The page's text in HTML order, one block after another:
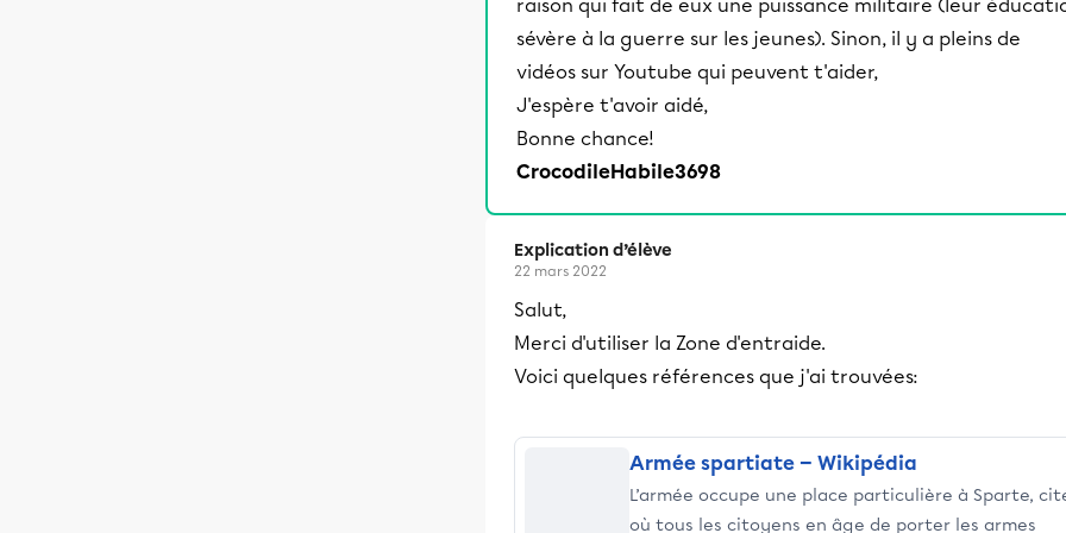
raison qui fait de eux une puissance militaire (leur
sévère à la guerre sur les jeunes). Sinon, il y a pleins de
vidéos sur Youtube qui peuvent t'aider,
J'espère t'avoir aidé,
Bonne chance!
CrocodileHabile3698
Explication d’élève
22 mars 2022
Salut,
Merci d'utiliser la Zone d'entraide.
Voici quelques références que j'ai trouvées:
Armée spartiate — Wikipédia
L’armée occupe une place particulière à Sparte,
où tous les citoyens en âge de porter les armes